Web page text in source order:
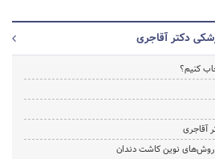
دکتر آقاجری
کنیم؟
آقاجری
روش‌های نوین کاشت دندان